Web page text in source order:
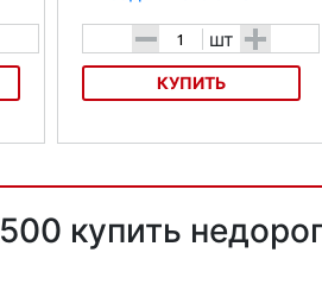
- шт +
КУПИТЬ
купить